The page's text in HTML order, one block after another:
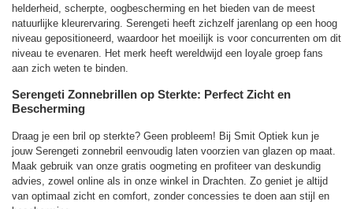
helderheid, scherpte, oogbescherming en het bieden van de meest
natuurlijke kleurervaring. Serengeti heeft zichzelf jarenlang op een hoog
niveau gepositioneerd, waardoor het moeilijk is voor concurrenten om dit
niveau te evenaren. Het merk heeft wereldwijd een loyale groep fans
aan zich weten te binden.
Serengeti Zonnebrillen op Sterkte: Perfect Zicht en
Bescherming
Draag je een bril op sterkte? Geen probleem! Bij Smit Optiek kun je
jouw Serengeti zonnebril eenvoudig laten voorzien van glazen op maat.
Maak gebruik van onze gratis oogmeting en profiteer van deskundig
advies, zowel online als in onze winkel in Drachten. Zo geniet je altijd
van optimaal zicht en comfort, zonder concessies te doen aan stijl en